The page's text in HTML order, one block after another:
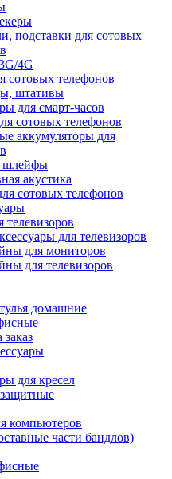
подставки для сотовых
4G
сотовых телефонов
штативы
для смарт-часов
сотовых телефонов
аккумуляторы для
шлейфы
акустика
сотовых телефонов
телевизоров
для телевизоров
для мониторов
для телевизоров
домашние
заказ
для кресел
компьютеров
части бандлов)